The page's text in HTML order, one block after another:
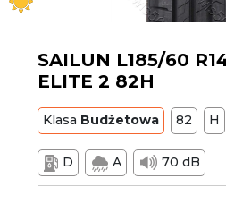
SAILUN L185/60
ELITE 2 82H
Klasa Budżetowa 82 H
D A 70 dB